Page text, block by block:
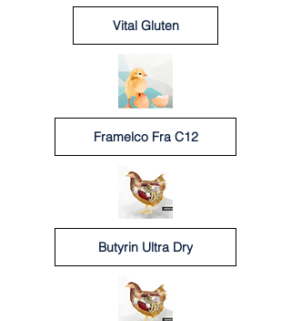
Vital Gluten
Framelco Fra C12
Butyrin Ultra Dry